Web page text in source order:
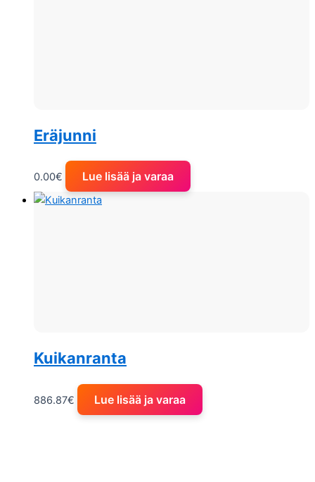
Eräjunni
0.00€ Lue lisää ja varaa
Kuikanranta
886.87€ Lue lisää ja varaa